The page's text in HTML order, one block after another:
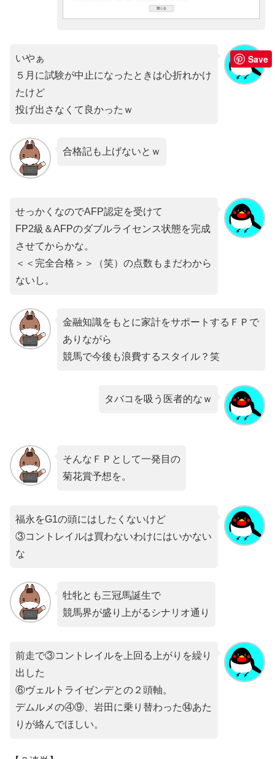
いやぁ
５月に試験が中止になったときは心折れかけ
たけど
投げ出さなくて良かったｗ
合格記も上げないとｗ
せっかくなのでAFP認定を受けて
FP2級＆AFPのダブルライセンス状態を完成
させてからかな。
＜＜完全合格＞＞（笑）の点数もまだわから
ないし。
金融知識をもとに家計をサポートするＦＰで
ありながら
競馬で今後も浪費するスタイル？笑
タバコを吸う医者的なｗ
そんなＦＰとして一発目の
菊花賞予想を。
福永をG1の頭にはしたくないけど
③コントレイルは買わないわけにはいかない
な
牡牝とも三冠馬誕生で
競馬界が盛り上がるシナリオ通り
前走で③コントレイルを上回る上がりを繰り
出した
⑥ヴェルトライゼンデとの２頭軸。
デムルメの④⑨、岩田に乗り替わった⑭あた
りが絡んでほしい。
Save